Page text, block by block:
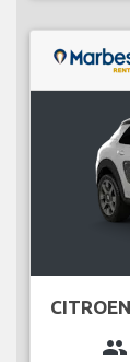
group